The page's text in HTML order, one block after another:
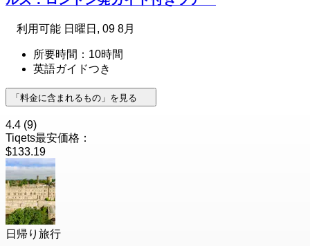
利用可能 日曜日, 09 8月
所要時間：10時間
英語ガイドつき
「料金に含まれるもの」を見る
4.4 (9)
Tiqets最安価格：
$133.19
日帰り旅行